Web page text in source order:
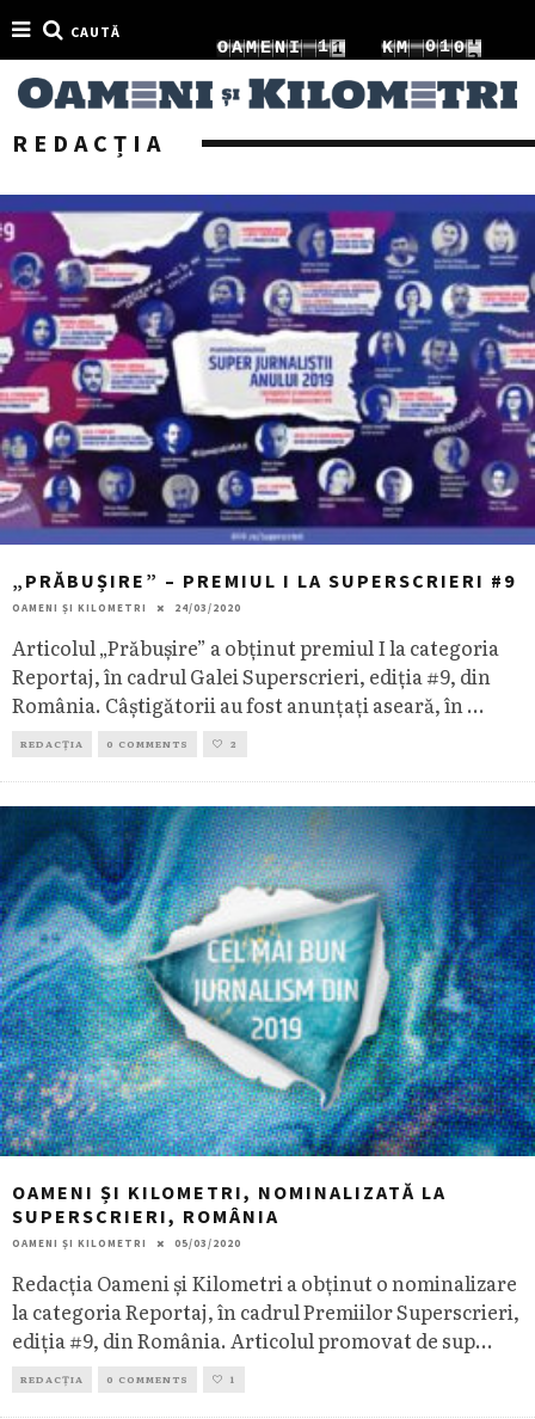
CAUTĂ
OAMENI
2
1
2
3
KM
0
12
1
2
15
REDACȚIA
„PRĂBUȘIRE” – PREMIUL I LA SUPERSCRIERI #9
OAMENI ȘI KILOMETRI 24/03/2020
Articolul „Prăbușire” a obținut premiul I la categoria
Reportaj, în cadrul Galei Superscrieri, ediția #9, din
România. Câștigătorii au fost anunțați aseară, în...
REDACȚIA 0 COMMENTS 2
OAMENI ȘI KILOMETRI, NOMINALIZATĂ LA
SUPERSCRIERI, ROMÂNIA
OAMENI ȘI KILOMETRI 05/03/2020
Redacția Oameni și Kilometri a obținut o nominalizare
la categoria Reportaj, în cadrul Premiilor Superscrieri,
ediția #9, din România. Articolul promovat de sup...
REDACȚIA 0 COMMENTS 1